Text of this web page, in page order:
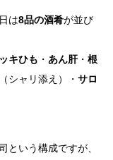
は8品の酒肴が並び
キひも ・ あん肝・ 根
（シャリ添え）・ サロ
という構成ですが、